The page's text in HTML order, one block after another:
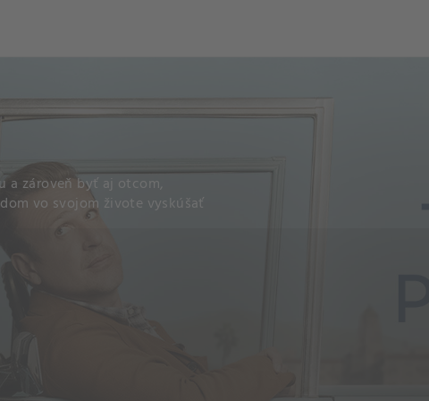
a zároveň byť aj otcom,
vo svojom živote vyskúšať